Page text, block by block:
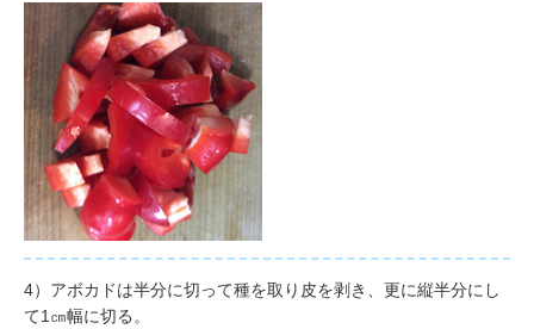
4）アボカドは半分に切って種を取り皮を剥き、更に縦半分にし
て1㎝幅に切る。